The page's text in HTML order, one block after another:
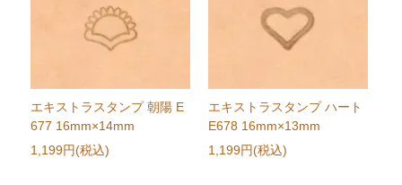
エキストラスタンプ 朝陽 E
677 16mm×14mm
1,199円(税込)
エキストラスタンプ ハート
E678 16mm×13mm
1,199円(税込)